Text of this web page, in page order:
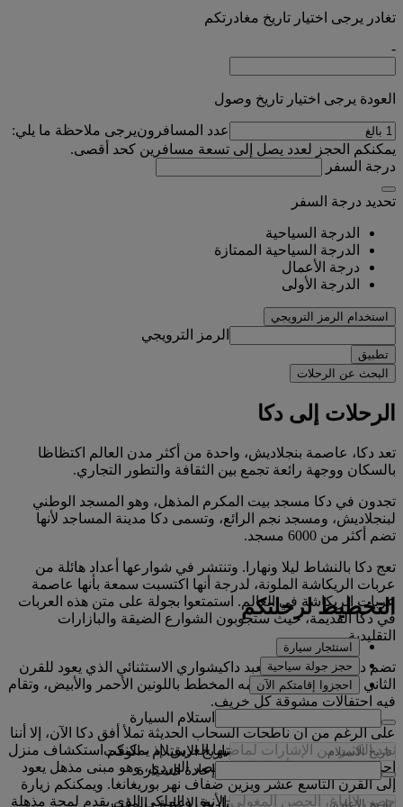
تغادر يرجى اختيار تاريخ مغادرتكم
-
العودة يرجى اختيار تاريخ وصول
عدد المسافرونيرجى ملاحظة ما يلي:
يمكنكم الحجز لعدد يصل إلى تسعة مسافرين كحد أقصى.
درجة السفر
تحديد درجة السفر
الدرجة السياحية
الدرجة السياحية الممتازة
درجة الأعمال
الدرجة الأولى
استخدام الرمز الترويجي
الرمز الترويجي
تطبيق
البحث عن الرحلات
الرحلات إلى دكا
تعد دكا، عاصمة بنجلاديش، واحدة من أكثر مدن العالم اكتظاظا
بالسكان ووجهة رائعة تجمع بين الثقافة والتطور التجاري.
تجدون في دكا مسجد بيت المكرم المذهل، وهو المسجد الوطني
لبنجلاديش، ومسجد نجم الرائع، وتسمى دكا مدينة المساجد لأنها
تضم أكثر من 6000 مسجد.
تعج دكا بالنشاط ليلا ونهارا. وتنتشر في شوارعها أعداد هائلة من
عربات الريكاشة الملونة، لدرجة أنها اكتسبت سمعة بأنها عاصمة
عربات الريكاشة في العالم. استمتعوا بجولة على متن هذه العربات
في دكا القديمة، حيث ستجوبون الشوارع الضيقة والبازارات
التقليدية.
تضم دكا القديمة أيضا معبد داكيشواري الاستثنائي الذي يعود للقرن
الثاني عشر ويتميز بتصميمه المخطط باللونين الأحمر والأبيض، وتقام
فيه احتفالات مشوقة كل خريف.
على الرغم من أن ناطحات السحاب الحديثة تملأ أفق دكا الآن، إلا أننا
نجد الكثير من الإشارات لماضيها العريق. إذ يمكنكم استكشاف منزل
إحسان، المعروف أيضا باسم القصر الوردي، وهو مبنى مذهل يعود
إلى القرن التاسع عشر ويزين ضفاف نهر بوريغانغا. ويمكنكم زيارة
حصن لالباغ، الحصن المغولي الأنيق والملكي الذي يقدم لمحة مذهلة
التخطيط لرحلتكم
استئجار سيارة
حجز جولة سياحية
احجزوا إقامتكم الآن
استلام السيارة
تاريخ الاستلام - الوقت
إعادة السيارة
تاريخ الإعادة - الوقت